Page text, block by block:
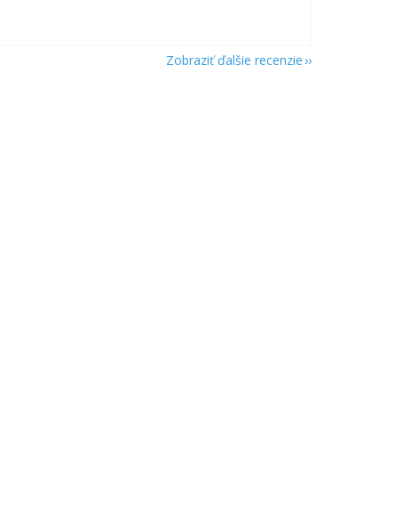
Zobraziť ďalšie recenzie